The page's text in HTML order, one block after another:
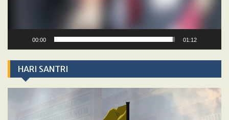
00:00 01:12
HARI SANTRI